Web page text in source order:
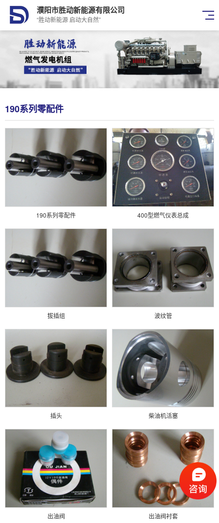
濮阳市胜动新能源有限公司
“胜动新能源 启动大自然”
190系列零配件
190系列零配件 400型燃气仪表总成
拔插组 波纹管
插头 柴油机活塞
出油阀 出油阀衬套